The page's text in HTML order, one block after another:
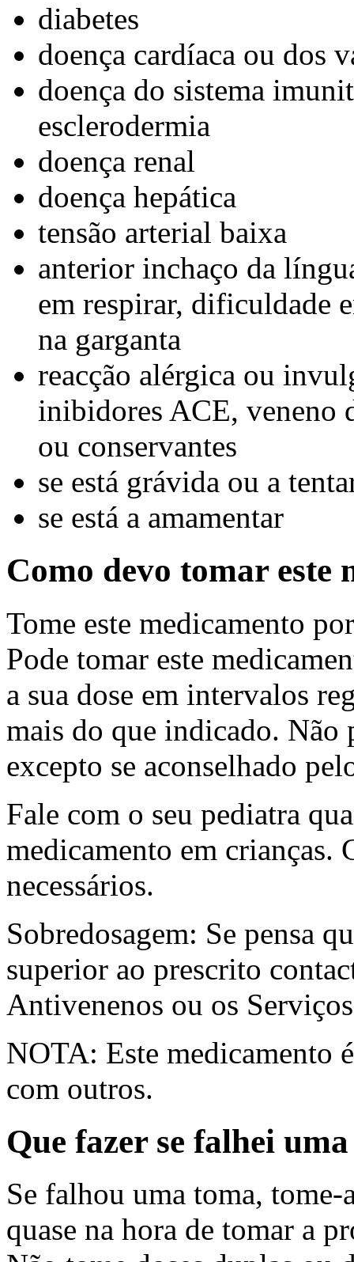
diabetes
doença cardíaca ou dos
doença do sistema
esclerodermia
doença renal
doença hepática
tensão arterial baixa
anterior inchaço da
em respirar, dificuldade
na garganta
reacção alérgica ou
inibidores ACE, veneno
ou conservantes
se está grávida ou a
se está a amamentar
Como devo tomar este
Tome este medicamento
Pode tomar este
a sua dose em intervalos
mais do que indicado. Não
excepto se aconselhado
Fale com o seu pediatra
medicamento em crianças.
necessários.
Sobredosagem: Se pensa
superior ao prescrito
Antivenenos ou os
NOTA: Este medicamento
com outros.
Que fazer se falhei
Se falhou uma toma,
quase na hora de tomar a